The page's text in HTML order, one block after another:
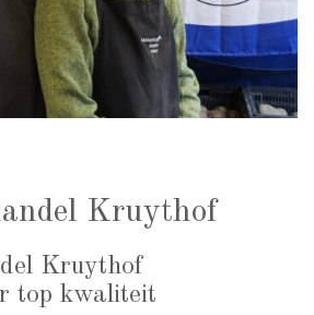
Kruythof
Kruythof
top kwaliteit